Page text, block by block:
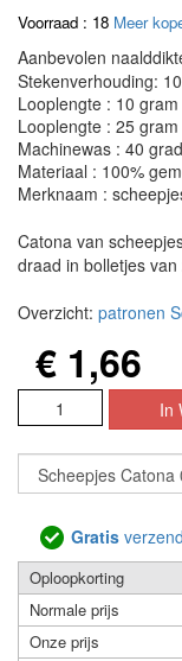
Voorraad : 18 Meer
Aanbevolen
Stekenverhouding:
Looplengte : 10
Looplengte : 25
Machinewas : 40
Materiaal : 100%
Merknaam :
Catona van
draad in bolletjes
Overzicht: patronen
€ 1,66
Gratis
Oploopkorting
Normale prijs
Onze prijs